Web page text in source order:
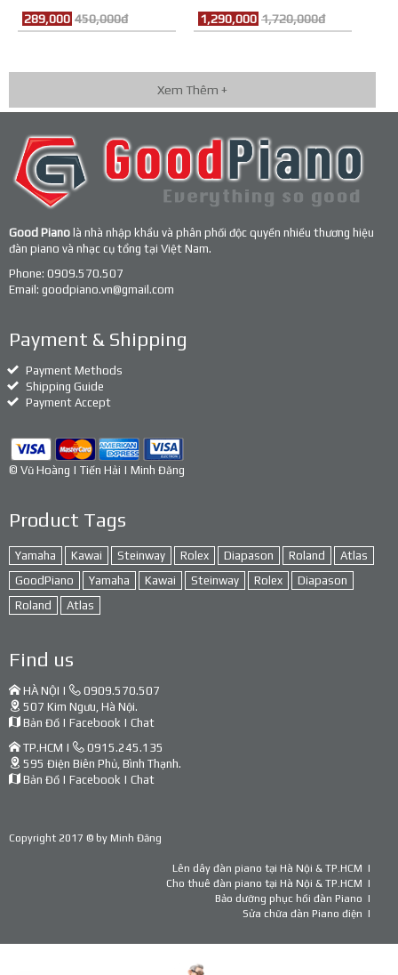
289,000 450,000đ
1,290,000 1,720,000đ
Xem Thêm +
Good Piano là nhà nhập khẩu và phân phối độc quyền nhiều thương hiệu
đàn piano và nhạc cụ tổng tại Việt Nam.
Phone: 0909.570.507
Email: goodpiano.vn@gmail.com
Payment & Shipping
Payment Methods
Shipping Guide
Payment Accept
© Vũ Hoàng | Tiến Hải | Minh Đăng
Product Tags
Yamaha Kawai Steinway Rolex Diapason Roland
Atlas
GoodPiano
Yamaha Kawai Steinway Rolex
Diapason
Roland
Atlas
Find us
HÀ NỘI |
0909.570.507
507 Kim Ngưu, Hà Nội.
Bản Đồ | Facebook | Chat
TP.HCM |
0915.245.135
595 Điện Biên Phủ, Bình Thạnh.
Bản Đồ | Facebook | Chat
Copyright 2017 © by Minh Đăng
Lên dây đàn piano tại Hà Nội & TP.HCM
Cho thuê đàn piano tại Hà Nội & TP.HCM
Bảo dưỡng phục hồi đàn Piano
Sửa chữa đàn Piano điện